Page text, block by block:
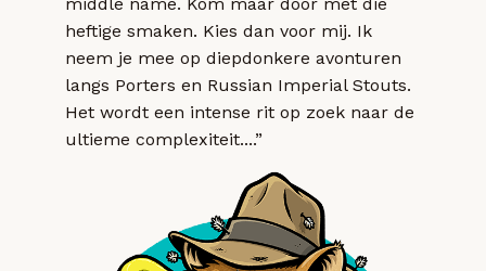
heftige smaken. Kies dan voor mij. Ik
neem je mee op diepdonkere avonturen
langs Porters en Russian Imperial Stouts.
Het wordt een intense rit op zoek naar de
ultieme complexiteit....”